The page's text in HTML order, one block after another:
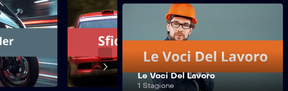
Safe Drive –
400^ Puntata
Le Voci Del Lavoro
1 Stagione